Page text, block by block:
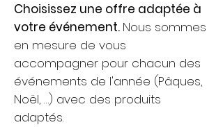
Choisissez une offre adaptée à
votre événement. Nous sommes
en mesure de vous
accompagner pour chacun des
événements de l'année (Pâques,
Noël, …) avec des produits
adaptés.